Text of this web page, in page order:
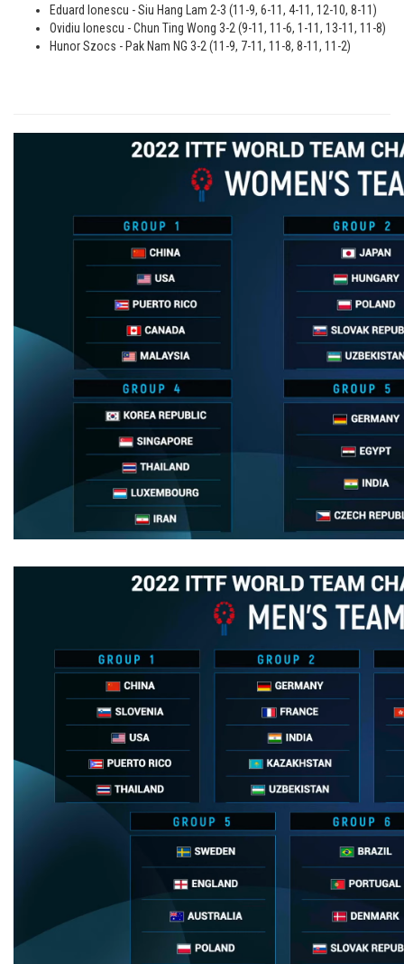
Eduard Ionescu - Siu Hang Lam 2-3 (11-9, 6-11, 4-11, 12-10, 8-11)
Ovidiu Ionescu - Chun Ting Wong 3-2 (9-11, 11-6, 1-11, 13-11, 11-8)
Hunor Szocs - Pak Nam NG 3-2 (11-9, 7-11, 11-8, 8-11, 11-2)